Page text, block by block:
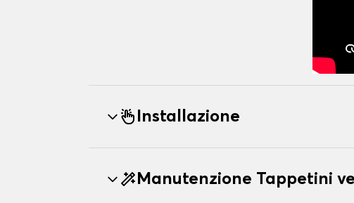
Installazione
Manutenzione Tappetini